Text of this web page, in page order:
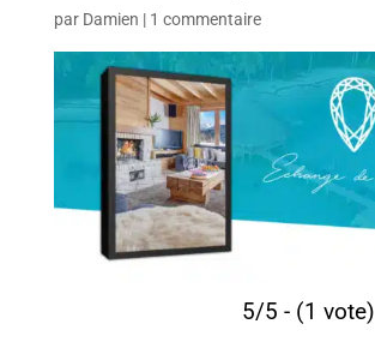
par Damien | 1 commentaire
5/5 - (1 vote)